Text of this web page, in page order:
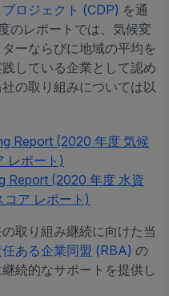
ロジェクト (CDP) を通
のレポートでは、気候変
ーならびに地域の平均を
している企業として認め
の取り組みについては以
Report (2020 年度 気候
レポート)
Report (2020 年度 水資
ア レポート)
取り組み継続に向けた当
ある企業同盟 (RBA) の
続的なサポートを提供し